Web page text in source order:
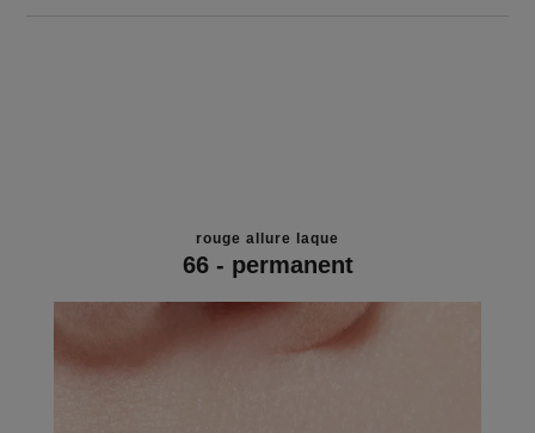
rouge allure laque
66 - permanent